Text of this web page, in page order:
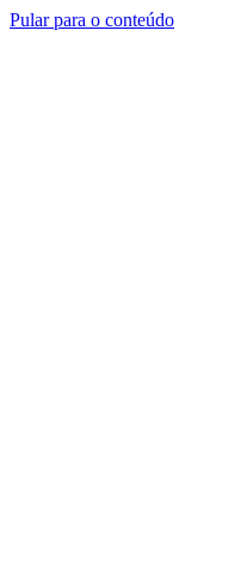
Pular para o conteúdo